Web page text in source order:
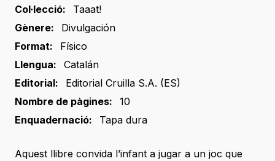
Col·lecció:
Taaat!
Gènere:
Divulgación
Format:
Físico
Llengua:
Catalán
Editorial:
Editorial Cruilla S.A. (ES)
Nombre de pàgines:
10
Enquadernació:
Tapa dura
Aquest llibre convida l’infant a jugar a un joc que